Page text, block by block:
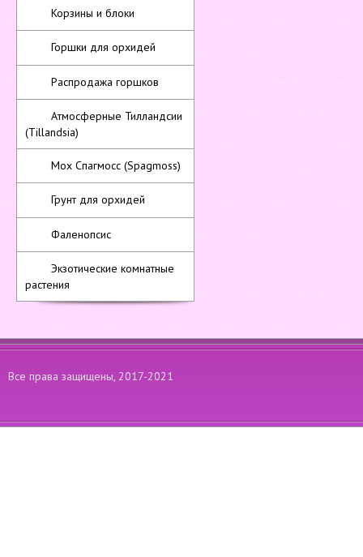
Корзины и блоки
Горшки для орхидей
Распродажа горшков
Атмосферные Тилландсии
(Tillandsia)
Мох Спагмосс (Spagmoss)
Грунт для орхидей
Фаленопсис
Экзотические комнатные
растения
Все права защищены, 2017-2021